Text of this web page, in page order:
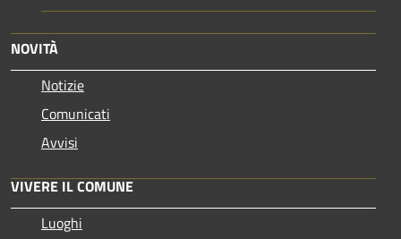
NOVITÀ
Notizie
Comunicati
Avvisi
VIVERE IL COMUNE
Luoghi